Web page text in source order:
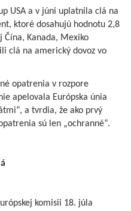
USA a v júni uplatnila clá na
ktoré dosahujú hodnotu 2,8
Kanada, Mexiko
clá na americký dovoz vo
opatrenia v rozpore
apelovala Európska únia
a tvrdia, že ako prvý
sú len „ochranné“.
komisii 18. júla